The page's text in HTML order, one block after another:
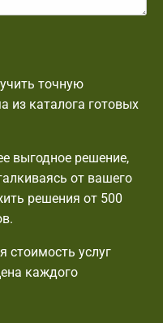
точную
из каталога готовых
выгодное решение,
от вашего
решения от 500
стоимость услуг
каждого